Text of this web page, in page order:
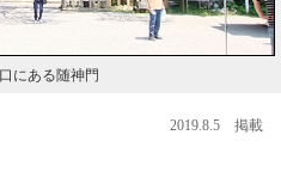
にある随神門
2019.8.5 掲載